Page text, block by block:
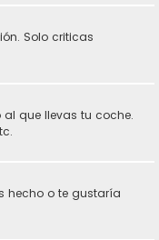
Solo criticas
que llevas tu coche.
hecho o te gustaría